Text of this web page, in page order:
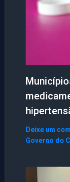
Deixe um
Governo do